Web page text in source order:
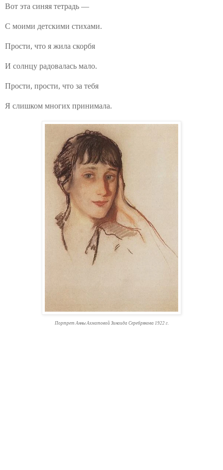
Вот эта синяя тетрадь —
С моими детскими стихами.
Прости, что я жила скорбя
И солнцу радовалась мало.
Прости, прости, что за тебя
Я слишком многих принимала.
Портрет Анны Ахматовой Зинаида Серебрякова 1922 г.